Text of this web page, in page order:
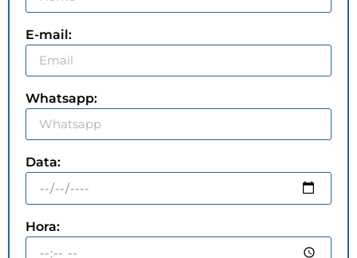
E-mail:
Whatsapp:
Data:
Hora: